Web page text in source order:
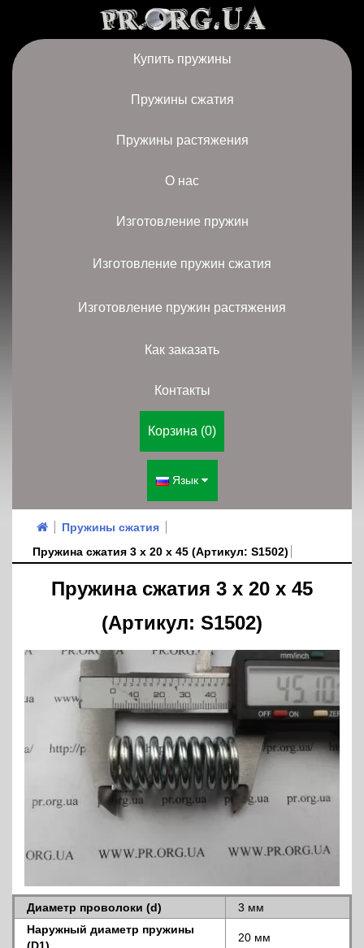
Купить пружины
Пружины сжатия
Пружины растяжения
О нас
Изготовление пружин
Изготовление пружин сжатия
Изготовление пружин растяжения
Как заказать
Контакты
Корзина (0)
Язык
Пружины сжатия
Пружина сжатия 3 х 20 х 45 (Артикул: S1502)
Пружина сжатия 3 х 20 х 45
(Артикул: S1502)
Диаметр проволоки (d)
3 мм
Наружный диаметр пружины
20 мм